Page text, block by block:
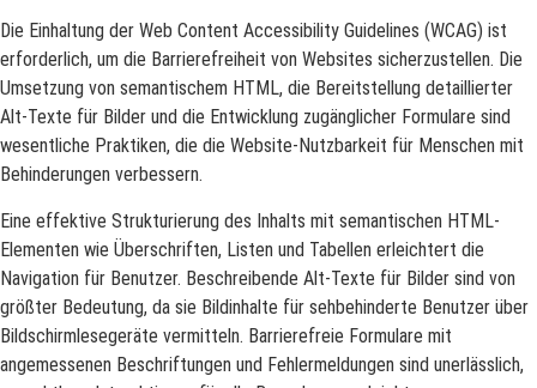
Die Einhaltung der Web Content Accessibility Guidelines (WCAG) ist
erforderlich, um die Barrierefreiheit von Websites sicherzustellen. Die
Umsetzung von semantischem HTML, die Bereitstellung detaillierter
Alt-Texte für Bilder und die Entwicklung zugänglicher Formulare sind
wesentliche Praktiken, die die Website-Nutzbarkeit für Menschen mit
Behinderungen verbessern.
Eine effektive Strukturierung des Inhalts mit semantischen HTML-
Elementen wie Überschriften, Listen und Tabellen erleichtert die
Navigation für Benutzer. Beschreibende Alt-Texte für Bilder sind von
größter Bedeutung, da sie Bildinhalte für sehbehinderte Benutzer über
Bildschirmlesegeräte vermitteln. Barrierefreie Formulare mit
angemessenen Beschriftungen und Fehlermeldungen sind unerlässlich,